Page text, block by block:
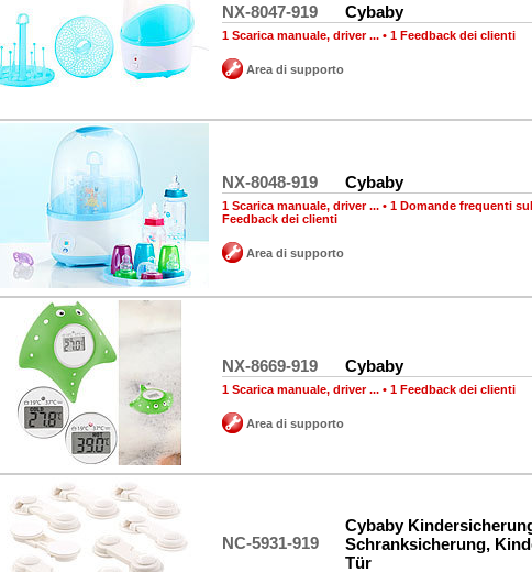
NX-8047-919 Cybaby
1 Scarica manuale, driver ... • 1 Feedback dei clienti
Area di supporto
NX-8048-919 Cybaby
1 Scarica manuale, driver ... • 1 Domande frequenti
Feedback dei clienti
Area di supporto
NX-8669-919 Cybaby
1 Scarica manuale, driver ... • 1 Feedback dei clienti
Area di supporto
NC-5931-919
Cybaby
Schranksicherung,
Tür